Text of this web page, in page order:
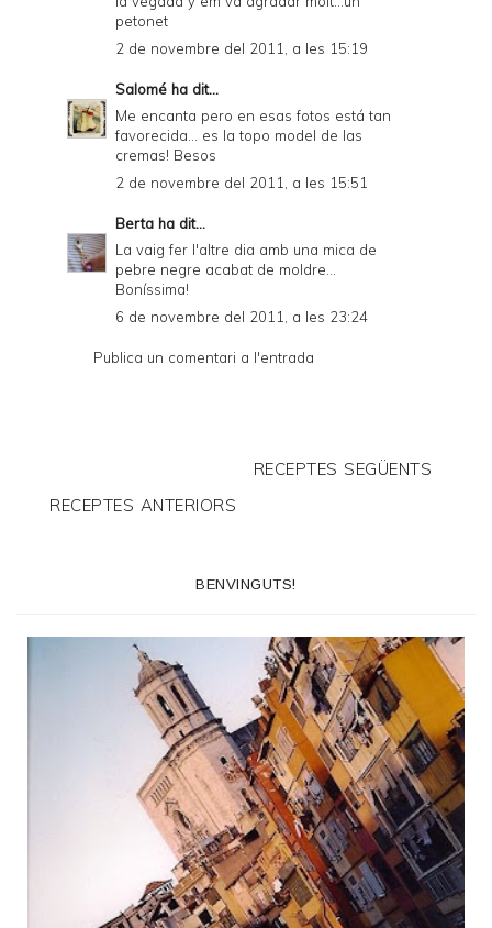
petonet
2 de novembre del 2011, a les 15:19
Salomé ha dit...
Me encanta pero en esas fotos está tan
favorecida... es la topo model de las
cremas! Besos
2 de novembre del 2011, a les 15:51
Berta ha dit...
La vaig fer l'altre dia amb una mica de
pebre negre acabat de moldre...
Boníssima!
6 de novembre del 2011, a les 23:24
Publica un comentari a l'entrada
RECEPTES SEGÜENTS
RECEPTES ANTERIORS
BENVINGUTS!